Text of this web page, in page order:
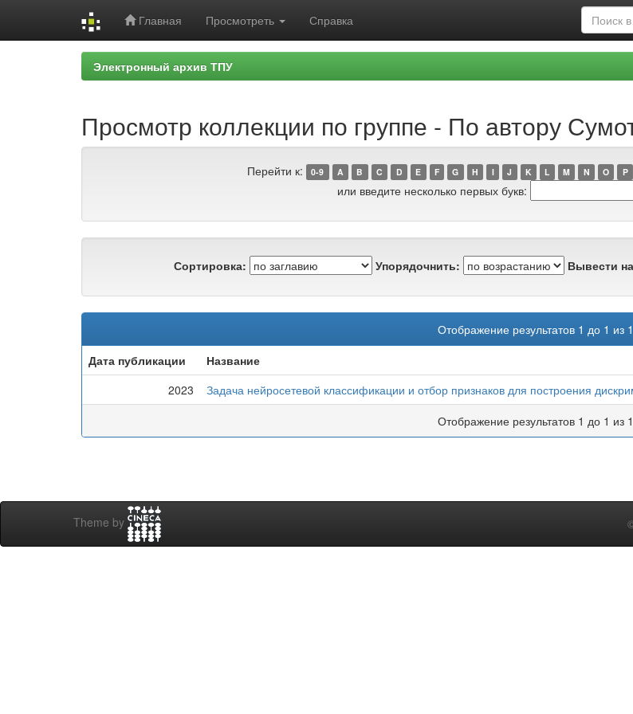
Главная Просмотреть Справка
Электронный архив ТПУ
Просмотр коллекции по группе - По автору
Перейти к: 0-9 A B C D E F G H I J K L M N O P
или введите несколько первых букв:
Сортировка: Упорядочнить: Вывести
Отображение результатов 1 до 1 из 1
Дата публикации
Название
2023
Задача нейросетевой классификации и отбор признаков для построения
Отображение результатов 1 до 1 из 1
Theme by